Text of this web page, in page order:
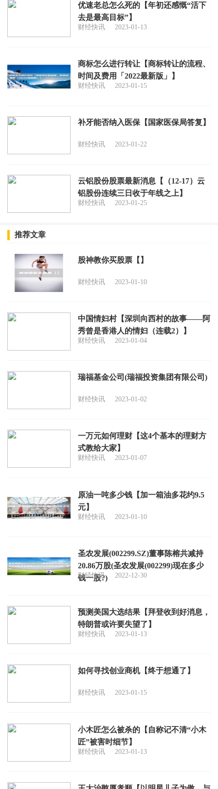
优速老总怎么死的【年初还感慨“活下
去是最高目标”】
财经快讯 2023-01-13
商标怎么进行转让【商标转让的流程、
时间及费用「2022最新版」】
财经快讯 2023-01-15
补牙能否纳入医保【国家医保局答复】
财经快讯 2023-01-22
云铝股份股票最新消息【（12-17）云
铝股份连续三日收于年线之上】
财经快讯 2023-01-25
推荐文章
股神教你买股票【】
财经快讯 2023-01-10
中国情妇村【深圳向西村的故事——阿
秀曾是香港人的情妇（连载2）】
财经快讯 2023-01-04
瑞福基金公司(瑞福投资集团有限公司)
财经快讯 2023-01-02
一万元如何理财【这4个基本的理财方
式教给大家】
财经快讯 2023-01-07
原油一吨多少钱【加一箱油多花约9.5
元】
财经快讯 2023-01-10
圣农发展(002299.SZ)董事陈榕共减持
20.86万股(圣农发展(002299)现在多少
钱一股?)
财经快讯 2022-12-30
预测美国大选结果【拜登收到好消息，
特朗普或许要失望了】
财经快讯 2023-01-13
如何寻找创业商机【终于想通了】
财经快讯 2023-01-15
小木匠怎么被杀的【自称记不清“小木
匠”被害时细节】
财经快讯 2023-01-13